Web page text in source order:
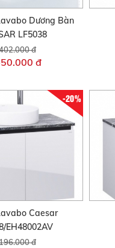
Dương Bàn
LF5038
đ
đ
-20%
Caesar
EH48002AV
đ